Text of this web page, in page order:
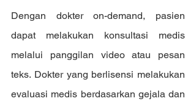
Dengan dokter on-demand, pasien
dapat melakukan konsultasi medis
melalui panggilan video atau pesan
teks. Dokter yang berlisensi melakukan
evaluasi medis berdasarkan gejala dan